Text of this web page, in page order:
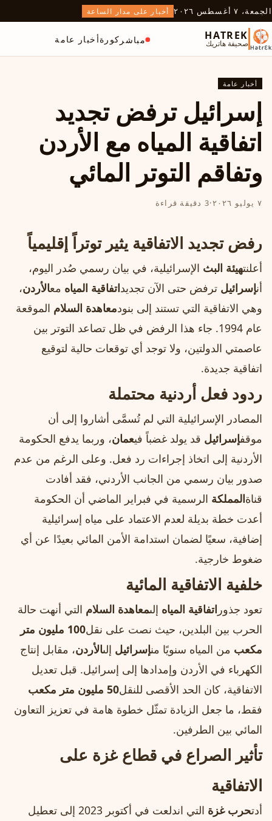
الجمعة، ٧ أغسطس ٢٠٢٦ أخبار على مدار الساعة
HATREK
صحيفة هاتريك مباشر كورةأخبار عامة
أخبار عامة
إسرائيل ترفض تجديد
اتفاقية المياه مع الأردن
وتفاقم التوتر المائي
٧ يوليو ٢٠٢٦ ·3 دقيقة قراءة
رفض تجديد الاتفاقية يثير توتراً إقليمياً
أعلنتهيئة البث الإسرائيلية، في بيان رسمي صُدر اليوم،
أنإسرائيل ترفض حتى الآن تجديداتفاقية المياه معالأردن،
وهي الاتفاقية التي تستند إلى بنودمعاهدة السلام الموقعة
عام 1994. جاء هذا الرفض في ظل تصاعد التوتر بين
عاصمتي الدولتين، ولا توجد أي توقعات حالية لتوقيع
اتفاقية جديدة.
ردود فعل أردنية محتملة
المصادر الإسرائيلية التي لم تُسمَّى أشاروا إلى أن
موقفإسرائيل قد يولد غضباً فيعمان، وربما يدفع الحكومة
الأردنية إلى اتخاذ إجراءات رد فعل. وعلى الرغم من عدم
صدور بيان رسمي من الجانب الأردني، فقد أفادت
قناةالمملكة الرسمية في فبراير الماضي أن الحكومة
أعدت خطة بديلة لعدم الاعتماد على مياه إسرائيلية
إضافية، سعيًا لضمان استدامة الأمن المائي بعيدًا عن أي
ضغوط خارجية.
خلفية الاتفاقية المائية
تعود جذور اتفاقية المياه إلىمعاهدة السلام التي أنهت حالة
الحرب بين البلدين، حيث نصت على نقل
100 مليون متر
مكعب من المياه سنويًا منإسرائيل إلىالأردن، مقابل إنتاج
الكهرباء في الأردن وإمدادها إلى إسرائيل. قبل تعديل
الاتفاقية، كان الحد الأقصى للنقل50 مليون متر مكعب
فقط، ما جعل الزيادة تمثّل خطوة هامة في تعزيز التعاون
المائي بين الطرفين.
تأثير الصراع في قطاع غزة على
الاتفاقية
أدتحرب غزة
التي اندلعت في أكتوبر 2023 إلى تعطيل